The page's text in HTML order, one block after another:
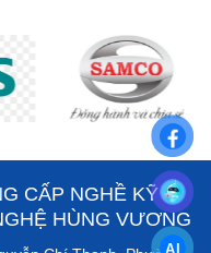
CẤP NGHỀ KỸ
HÙNG VƯƠNG